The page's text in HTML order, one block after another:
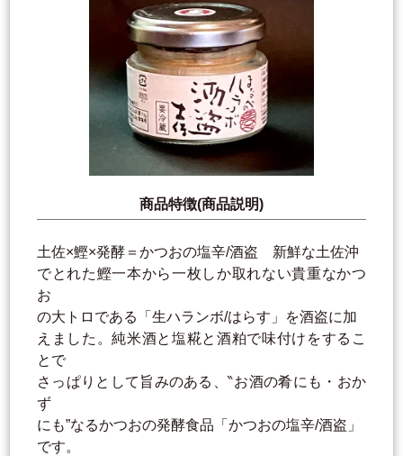
商品特徴(商品説明)
土佐×鰹×発酵＝かつおの塩辛/酒盗 新鮮な土佐沖
でとれた鰹一本から一枚しか取れない貴重なかつ
お
の大トロである「生ハランボ/はらす」を酒盗に加
えました。純米酒と塩糀と酒粕で味付けをするこ
とで
さっぱりとして旨みのある、‶お酒の肴にも・おか
ず
にも”なるかつおの発酵食品「かつおの塩辛/酒盗」
です。